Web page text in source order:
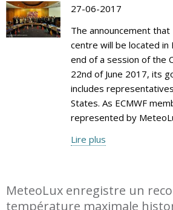
27-06-2017
The announcement that
centre will be located in
end of a session of the
22nd of June 2017, its
includes
States. As ECMWF
represented by
Lire plus
MeteoLux enregistre un
température maximale